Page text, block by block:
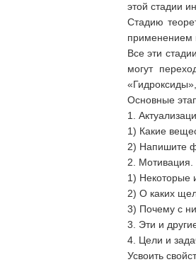
этой стадии
Стадию
применением
Все эти
могут
«Гидроксиды»,
Основные
1.
1) Какие
2) Напишите
2. Мотивация.
1) Некоторые
2) О каких
3) Почему с
3. Эти и
4. Цели и
Усвоить